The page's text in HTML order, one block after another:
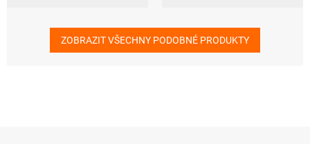
ZOBRAZIT VŠECHNY PODOBNÉ PRODUKTY